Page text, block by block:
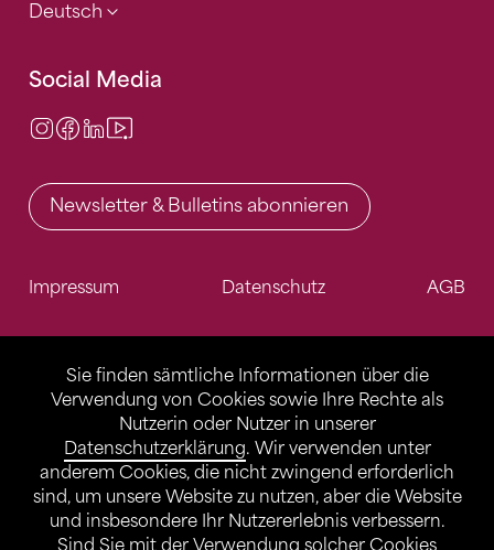
Sie finden sämtliche Informationen über die
Verwendung von Cookies sowie Ihre Rechte als
Nutzerin oder Nutzer in unserer
Datenschutzerklärung. Wir verwenden unter
anderem Cookies, die nicht zwingend erforderlich
sind, um unsere Website zu nutzen, aber die Website
und insbesondere Ihr Nutzererlebnis verbessern.
Sind Sie mit der Verwendung solcher Cookies
Deutsch
Social Media
Instagram
Facebook
LinkedIn
Newsletter & Bulletins abonnieren
Impressum Datenschutz AGB